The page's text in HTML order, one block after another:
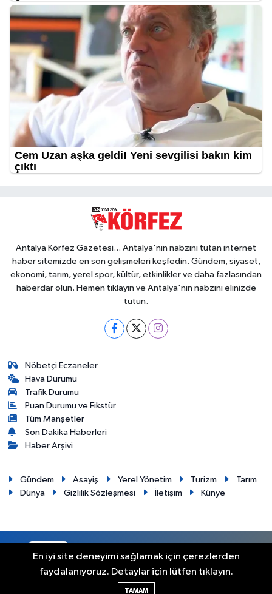
Antalya Körfez Gazetesi... Antalya'nın nabzını tutan internet
haber sitemizde en son gelişmeleri keşfedin. Gündem, siyaset,
ekonomi, tarım, yerel spor, kültür, etkinlikler ve daha fazlasından
haberdar olun. Hemen tıklayın ve Antalya'nın nabzını elinizde
tutun.
Nöbetçi Eczaneler
Hava Durumu
Trafik Durumu
Puan Durumu ve Fikstür
Tüm Manşetler
Son Dakika Haberleri
Haber Arşivi
Gündem Asayiş Yerel Yönetim Turizm
Tarım
Dünya
Gizlilik Sözleşmesi İletişim Künye
Haber Yazılımı:
En iyi site deneyimi sağlamak için çerezlerden
faydalanıyoruz. Detaylar için lütfen tıklayın.
TAMAM